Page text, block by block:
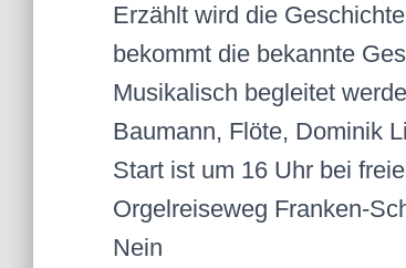
Erzählt wird die
bekommt die bekannte
Musikalisch begleitet
Baumann, Flöte, Dominik
Start ist um 16 Uhr bei
Orgelreiseweg Franken-
Nein